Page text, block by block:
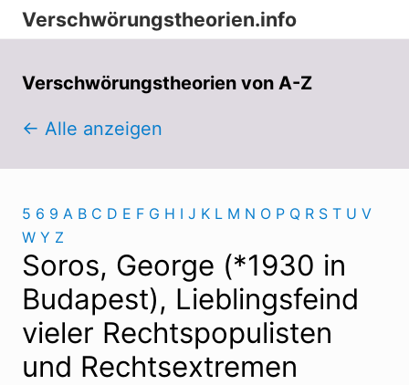
Menu
Zur
Hauptnavigation
Zum
Inhalt
Zur
Seitenspalte
Verschwörungstheorien.info
zu
Funktionen
und
konspirationistischen
Denkens
Verschwörungstheorien von A-Z
← Alle anzeigen
5 6 9 A B C D E F G H I J K L M N O P Q R S T U V
W Y Z
Soros, George (*1930 in
Budapest), Lieblingsfeind
vieler Rechtspopulisten
und Rechtsextremen